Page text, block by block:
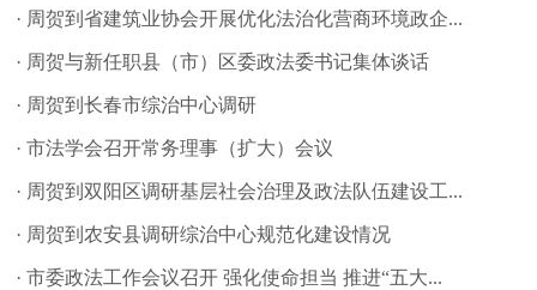
· 周贺到省建筑业协会开展优化法治化营商环境政企...
· 周贺与新任职县（市）区委政法委书记集体谈话
· 周贺到长春市综治中心调研
·市法学会召开常务理事（扩大）会议
· 周贺到双阳区调研基层社会治理及政法队伍建设工...
· 周贺到农安县调研综治中心规范化建设情况
·市委政法工作会议召开 强化使命担当 推进“五大...